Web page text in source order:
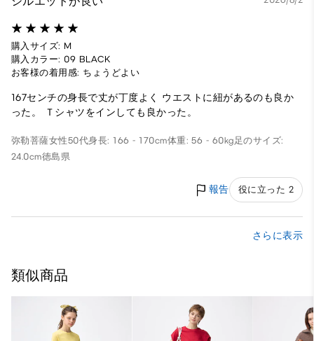
購入サイズ: M
購入カラー: 09 BLACK
お客様の着用感: ちょうどよい
167センチの身長で丈が丁度よく ウエストに紐があるのも良か
った。 Ｔシャツをインしても良かった。
弥勒菩薩女性50代身長: 166 - 170cm体重: 56 - 60kg 足のサイズ:
24.0cm徳島県
報告 役に立った 2
さらに表示
類似商品